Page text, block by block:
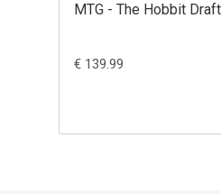
MTG - The Hobbit
€ 139.99